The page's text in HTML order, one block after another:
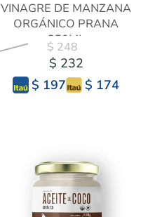
VINAGRE DE MANZANA
ORGÁNICO PRANA
250ML
$ 248
$ 232
$ 197
$ 174